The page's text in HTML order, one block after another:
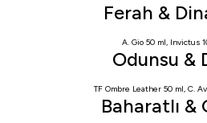
Ferah &
A. Gio 50 ml, Invictus
Odunsu &
TF Ombre Leather 50 ml, C.
Baharatlı &